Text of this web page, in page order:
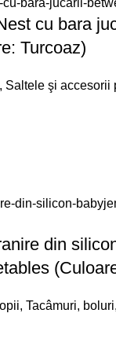
cu bara
Turcoaz)
, Saltele şi accesorii
din
, Tacâmuri,